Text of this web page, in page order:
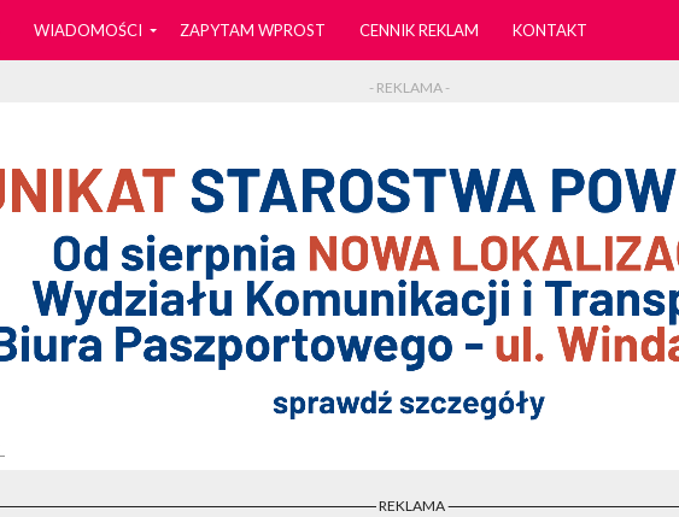
WIADOMOŚCI ZAPYTAM WPROST CENNIK REKLAM KONTAKT
- REKLAMA -
- REKLAMA -